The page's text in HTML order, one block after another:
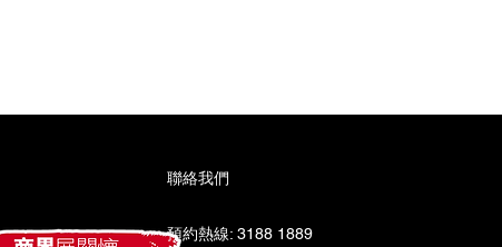
聯絡我們
預約熱線: 3188 1889